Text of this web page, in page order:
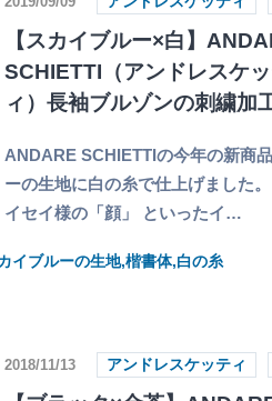
【スカイブルー×白】
SCHIETTI（アンドレスケ
ィ）長袖ブルゾンの刺繍加
ANDARE SCHIETTIの今年の新商
ーの生地に白の糸で仕上げました
イセイ様の「顔」 といったイ…
イブルーの生地,楷書体,白の糸
2018/11/13 アンドレスケッティ